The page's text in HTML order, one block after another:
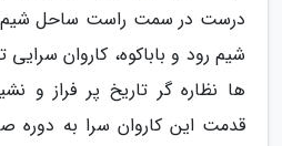
درست در سمت راست ساحل شیم
شیم رود و باباکوه، کاروان
ها نظاره گر تاریخ پر فراز و
قدمت این کاروان سرا به دوره